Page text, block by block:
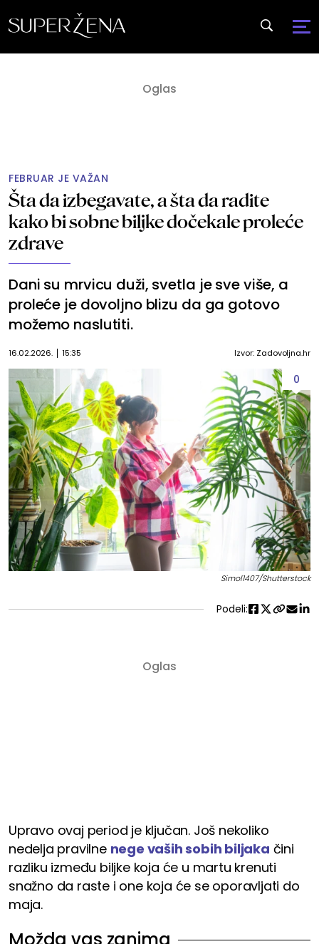
FEBRUAR JE VAŽAN
Šta da izbegavate, a šta da radite
kako bi sobne biljke dočekale proleće
zdrave
Dani su mrvicu duži, svetla je sve više, a
proleće je dovoljno blizu da ga gotovo
možemo naslutiti.
16.02.2026. 15:35 Izvor: Zadovoljna.hr
0
Simol1407/Shutterstock
Podeli:
Upravo ovaj period je ključan. Još nekoliko
nedelja pravilne nege vaših sobih biljaka čini
razliku između biljke koja će u martu krenuti
snažno da raste i one koja će se oporavljati do
maja.